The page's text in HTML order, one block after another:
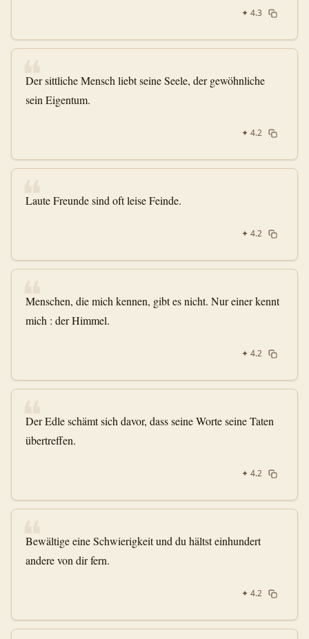
✦ 4.3
❝
Der sittliche Mensch liebt seine Seele, der gewöhnliche
sein Eigentum.
✦ 4.2
❝
Laute Freunde sind oft leise Feinde.
✦ 4.2
❝
Menschen, die mich kennen, gibt es nicht. Nur einer kennt
mich : der Himmel.
✦ 4.2
❝
Der Edle schämt sich davor, dass seine Worte seine Taten
übertreffen.
✦ 4.2
❝
Bewältige eine Schwierigkeit und du hältst einhundert
andere von dir fern.
✦ 4.2